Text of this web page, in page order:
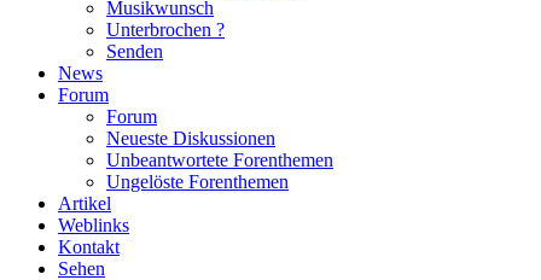
Musikwunsch
Unterbrochen ?
Senden
News
Forum
Forum
Neueste Diskussionen
Unbeantwortete Forenthemen
Ungelöste Forenthemen
Artikel
Weblinks
Kontakt
Sehen